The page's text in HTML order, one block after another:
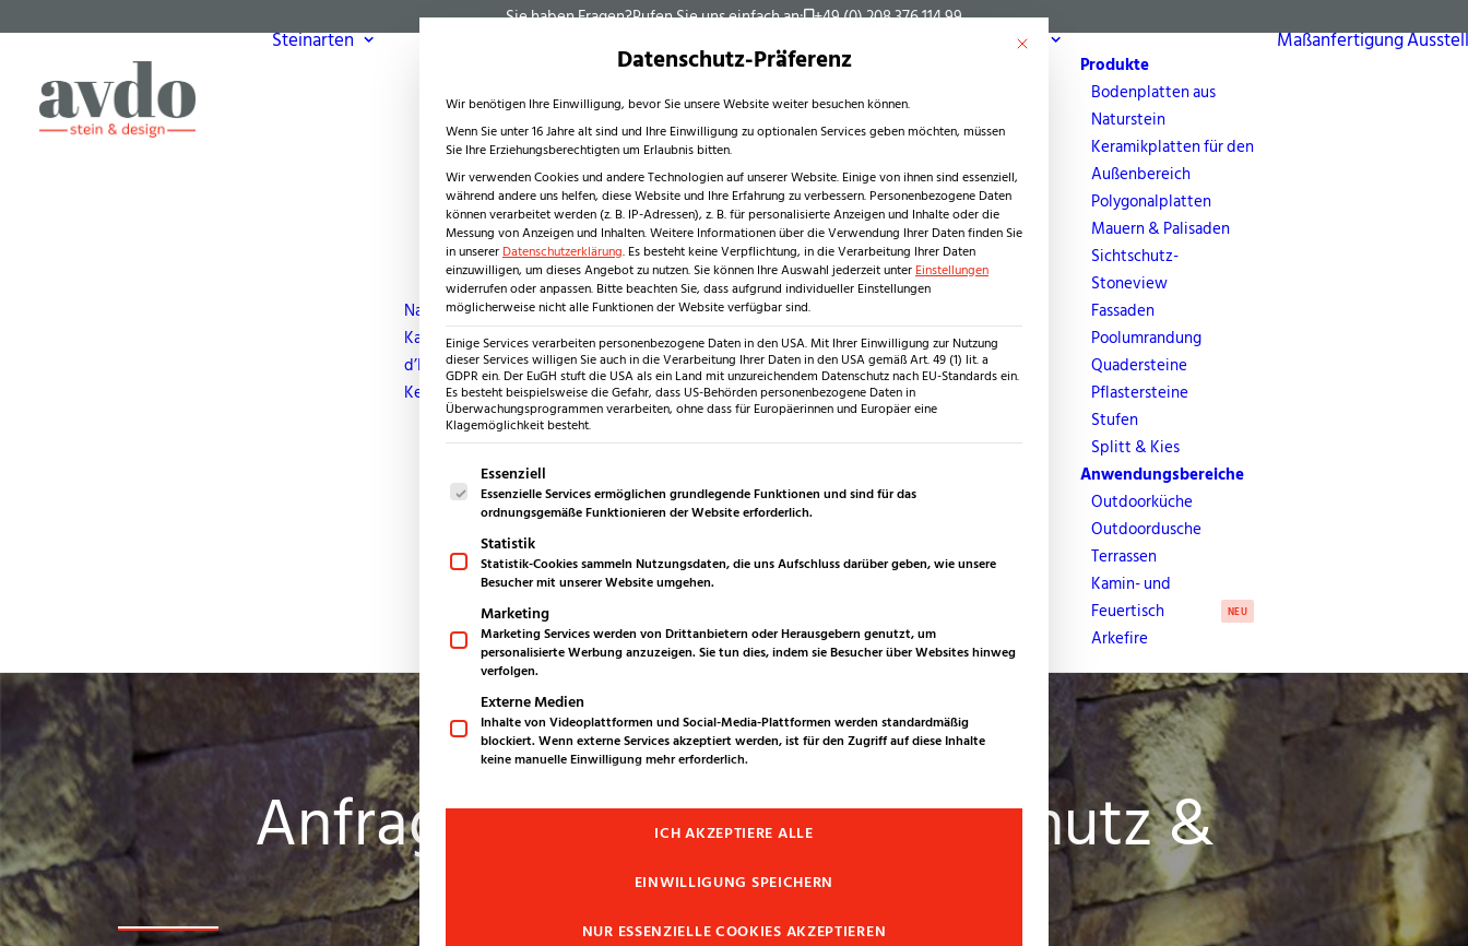
Sie haben Fragen?Rufen Sie uns einfach an: +49 (0) 208 376 114 99
Steinarten
Naturstein
Kanfanar (Giallo
d’Istria)
Keramikplatten
Produkte
Fliesen
Stufen
Waschtische
Wandverkleidungen
Anwendungsbereiche
Wohnbereich
Außenbereich
Produkte
Bodenplatten aus
Naturstein
Keramikplatten für den
Außenbereich
Polygonalplatten
Mauern & Palisaden
Sichtschutz-
Stoneview
Fassaden
Poolumrandung
Quadersteine
Pflastersteine
Stufen
Splitt & Kies
Anwendungsbereiche
Outdoorküche
Outdoordusche
Terrassen
Kamin- und
Feuertisch
Arkefire
NEU
Maßanfertigung
Anfrage für Mauern, Sichtschutz &
Palisaden
Mit diesem Button wird der Dialog geschlossen. Seine Funktionalität ist
Datenschutz-Präferenz
Wir benötigen Ihre Einwilligung, bevor Sie unsere Website weiter besuchen können.
Wenn Sie unter 16 Jahre alt sind und Ihre Einwilligung zu optionalen Services geben möchten, müssen
Sie Ihre Erziehungsberechtigten um Erlaubnis bitten.
Wir verwenden Cookies und andere Technologien auf unserer Website. Einige von ihnen sind essenziell,
während andere uns helfen, diese Website und Ihre Erfahrung zu verbessern. Personenbezogene Daten
können verarbeitet werden (z. B. IP-Adressen), z. B. für personalisierte Anzeigen und Inhalte oder die
Messung von Anzeigen und Inhalten.Weitere Informationen über die Verwendung Ihrer Daten finden Sie
in unsererDatenschutzerklärung. Es besteht keine Verpflichtung, in die Verarbeitung Ihrer Daten
einzuwilligen, um dieses Angebot zu nutzen.Sie können Ihre Auswahl jederzeit unterEinstellungen
widerrufen oder anpassen. Bitte beachten Sie, dass aufgrund individueller Einstellungen
möglicherweise nicht alle Funktionen der Website verfügbar sind.
Einige Services verarbeiten personenbezogene Daten in den USA. Mit Ihrer Einwilligung zur Nutzung
dieser Services willigen Sie auch in die Verarbeitung Ihrer Daten in den USA gemäß Art. 49 (1) lit. a
GDPR ein. Der EuGH stuft die USA als ein Land mit unzureichendem Datenschutz nach EU-Standards ein.
Es besteht beispielsweise die Gefahr, dass US-Behörden personenbezogene Daten in
Überwachungsprogrammen verarbeiten, ohne dass für Europäerinnen und Europäer eine
Klagemöglichkeit besteht.
Es folgt eine Liste der Service-Gruppen, für die eine Einwilligung erteilt werden kann. Die erste Service-Gruppe ist essenziell und kann nicht
Essenziell
Essenzielle Services ermöglichen grundlegende Funktionen und sind für das
ordnungsgemäße Funktionieren der Website erforderlich.
Statistik
Statistik-Cookies sammeln Nutzungsdaten, die uns Aufschluss darüber geben, wie unsere
Besucher mit unserer Website umgehen.
Marketing
Marketing Services werden von Drittanbietern oder Herausgebern genutzt, um
personalisierte Werbung anzuzeigen. Sie tun dies, indem sie Besucher über Websites hinweg
verfolgen.
Externe Medien
Inhalte von Videoplattformen und Social-Media-Plattformen werden standardmäßig
blockiert. Wenn externe Services akzeptiert werden, ist für den Zugriff auf diese Inhalte
keine manuelle Einwilligung mehr erforderlich.
ICH AKZEPTIERE ALLE
EINWILLIGUNG SPEICHERN
NUR ESSENZIELLE COOKIES AKZEPTIEREN